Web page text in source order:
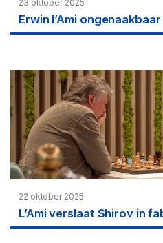
23 oktober 2025
Erwin l’Ami ongenaakbaar
22 oktober 2025
L’Ami verslaat Shirov in